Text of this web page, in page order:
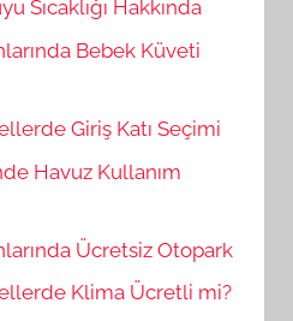
Sıcaklığı Hakkında
Bebek Küveti
Giriş Katı Seçimi
Havuz Kullanım
Ücretsiz Otopark
Klima Ücretli mi?